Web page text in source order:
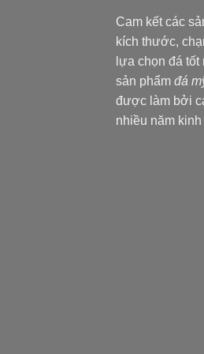
Cam kết các
kích thước,
lựa chọn đá
sản phẩm đá
được làm bởi
nhiều năm